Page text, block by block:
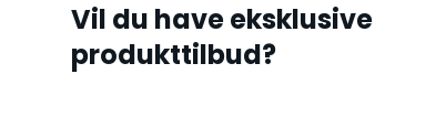
Vil du have eksklusive
produkttilbud?